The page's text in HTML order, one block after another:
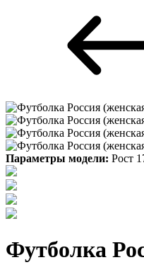
Параметры модели: Рост
Футболка